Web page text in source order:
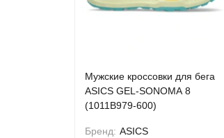
Мужские кроссовки для бега
ASICS GEL-SONOMA 8
(1011B979-600)
Бренд: ASICS